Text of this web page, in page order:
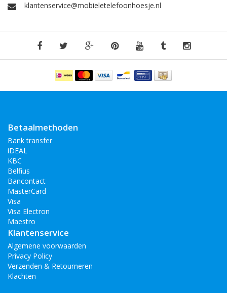
klantenservice@mobieletelefoonhoesje.nl
Betaalmethoden
Bank transfer
iDEAL
KBC
Belfius
Bancontact
MasterCard
Visa
Visa Electron
Maestro
Klantenservice
Algemene voorwaarden
Privacy Policy
Verzenden & Retourneren
Klachten